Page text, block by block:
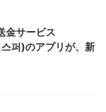
金サービス
퍼)のアプリが、新